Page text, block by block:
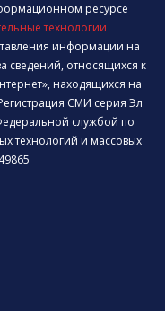
ресурсе
технологии
информации на
сведений, относящихся к
находящихся на
СМИ серия Эл
службой по
технологий и массовых